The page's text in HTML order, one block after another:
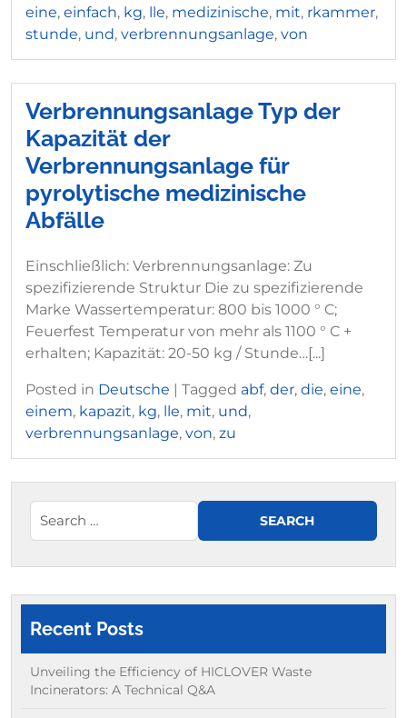
eine, einfach, kg, lle, medizinische, mit, rkammer,
stunde, und, verbrennungsanlage, von
Verbrennungsanlage Typ der
Kapazität der
Verbrennungsanlage für
pyrolytische medizinische
Abfälle
Einschließlich: Verbrennungsanlage: Zu
spezifizierende Struktur Die zu spezifizierende
Marke Wassertemperatur: 800 bis 1000 ° C;
Feuerfest Temperatur von mehr als 1100 ° C +
erhalten; Kapazität: 20-50 kg / Stunde…[...]
Posted in Deutsche | Tagged abf, der, die, eine,
einem, kapazit, kg, lle, mit, und,
verbrennungsanlage, von, zu
Recent Posts
Unveiling the Efficiency of HICLOVER Waste
Incinerators: A Technical Q&A